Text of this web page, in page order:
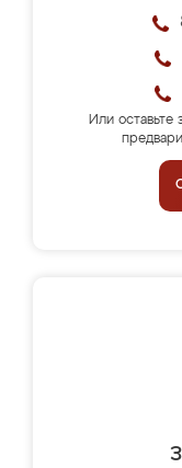
Или оставьте